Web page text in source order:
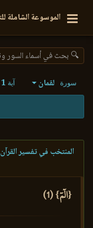
الموسوعة الشاملة
🔍 بحث في أسماء السور
سورة لقمان آية 1
المنتخب في تفسير
{الٓمٓ} (1)